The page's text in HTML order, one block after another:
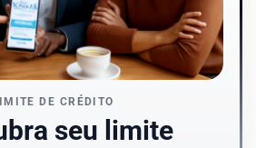
DE CRÉDITO
seu limite